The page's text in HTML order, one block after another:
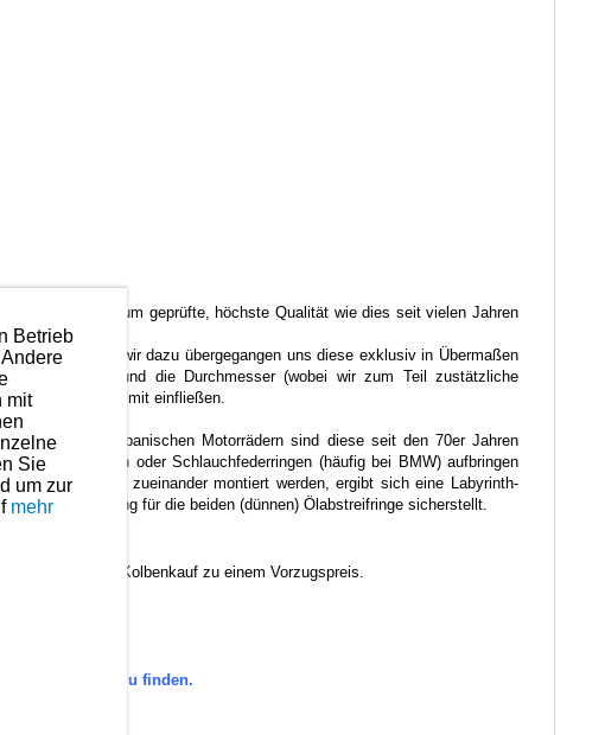
sich hierbei um geprüfte, höchste Qualität wie dies seit vielen Jahren
waren, sind wir dazu übergegangen uns diese exklusiv in Übermaßen
Verdichtung und die Durchmesser (wobei wir zum Teil zustätzliche
Ölabstreifringe mit einfließen.
Bei japanischen Motorrädern sind diese seit den 70er Jahren
Ölabstreifringen oder Schlauchfederringen (häufig bei BMW) aufbringen
Grad verdreht zueinander montiert werden, ergibt sich eine Labyrinth-
die Vorspannung für die beiden (dünnen) Ölabstreifringe sicherstellt.
mit dem Kolbenkauf zu einem Vorzugspreis.
Kategorie zu finden.
Betrieb
mit
Sie
um zur
mehr